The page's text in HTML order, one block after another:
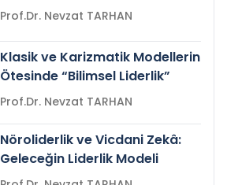
Prof.Dr. Nevzat TARHAN
Klasik ve Karizmatik Modellerin
Ötesinde “Bilimsel Liderlik”
Prof.Dr. Nevzat TARHAN
Nöroliderlik ve Vicdani Zekâ:
Geleceğin Liderlik Modeli